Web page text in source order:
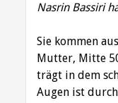
Nasrin Bassiri
Sie kommen
Mutter, Mitte
trägt in dem
Augen ist